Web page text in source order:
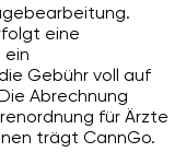
eine
ein
Gebühr voll auf
Abrechnung
für Ärzte
trägt CannGo.